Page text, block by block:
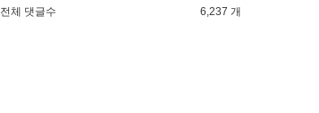
전체 댓글수
6,237 개